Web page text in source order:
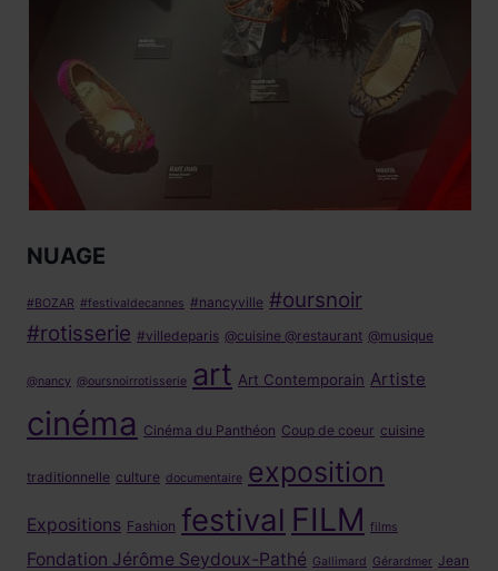
NUAGE
#BOZAR #festivaldecannes #nancyville #oursnoir
#rotisserie #villedeparis @cuisine @restaurant @musique
@nancy @oursnoirrotisserie art Art Contemporain Artiste
cinéma Cinéma du Panthéon Coup de coeur cuisine
traditionnelle culture documentaire exposition
Expositions Fashion festival FILM films
Fondation Jérôme Seydoux-Pathé Gallimard Gérardmer Jean